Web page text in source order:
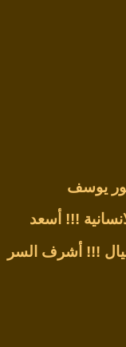
يوسف
!!! أسعد
!!! أشرف السر